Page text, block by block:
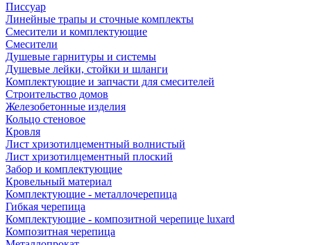
Писсуар
Линейные трапы и сточные комплекты
Смесители и комплектующие
Смесители
Душевые гарнитуры и системы
Душевые лейки, стойки и шланги
Комплектующие и запчасти для смесителей
Строительство домов
Железобетонные изделия
Кольцо стеновое
Кровля
Лист хризотилцементный волнистый
Лист хризотилцементный плоский
Забор и комплектующие
Кровельный материал
Комплектующие - металлочерепица
Гибкая черепица
Комплектующие - композитной черепице luxard
Композитная черепица